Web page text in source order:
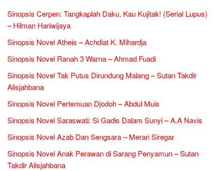
Sinopsis Cerpen: Tangkaplah Daku, Kau Kujitak! (Serial Lupus)
– Hilman Hariwijaya
Sinopsis Novel Atheis – Achdiat K. Mihardja
Sinopsis Novel Ranah 3 Warna – Ahmad Fuadi
Sinopsis Novel Tak Putus Dirundung Malang – Sutan Takdir
Alisjahbana
Sinopsis Novel Pertemuan Djodoh – Abdul Muis
Sinopsis Novel Saraswati: Si Gadis Dalam Sunyi – A.A Navis
Sinopsis Novel Azab Dan Sengsara – Merari Siregar
Sinopsis Novel Anak Perawan di Sarang Penyamun – Sutan
Takdir Alisjahbana